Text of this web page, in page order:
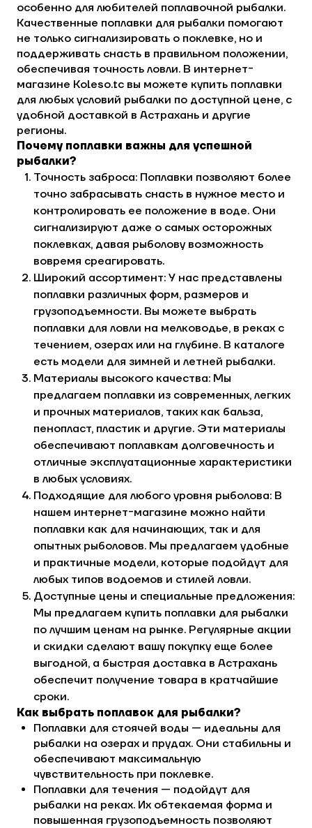
особенно для любителей поплавочной рыбалки.
Качественные поплавки для рыбалки помогают
не только сигнализировать о поклевке, но и
поддерживать снасть в правильном положении,
обеспечивая точность ловли. В интернет-
магазине Koleso.tc вы можете купить поплавки
для любых условий рыбалки по доступной цене, с
удобной доставкой в Астрахань и другие
регионы.
Почему поплавки важны для успешной
рыбалки?
Точность заброса: Поплавки позволяют более
точно забрасывать снасть в нужное место и
контролировать ее положение в воде. Они
сигнализируют даже о самых осторожных
поклевках, давая рыболову возможность
вовремя среагировать.
Широкий ассортимент: У нас представлены
поплавки различных форм, размеров и
грузоподъемности. Вы можете выбрать
поплавки для ловли на мелководье, в реках с
течением, озерах или на глубине. В каталоге
есть модели для зимней и летней рыбалки.
Материалы высокого качества: Мы
предлагаем поплавки из современных, легких
и прочных материалов, таких как бальза,
пенопласт, пластик и другие. Эти материалы
обеспечивают поплавкам долговечность и
отличные эксплуатационные характеристики
в любых условиях.
Подходящие для любого уровня рыболова: В
нашем интернет-магазине можно найти
поплавки как для начинающих, так и для
опытных рыболовов. Мы предлагаем удобные
и практичные модели, которые подойдут для
любых типов водоемов и стилей ловли.
Доступные цены и специальные предложения:
Мы предлагаем купить поплавки для рыбалки
по лучшим ценам на рынке. Регулярные акции
и скидки сделают вашу покупку еще более
выгодной, а быстрая доставка в Астрахань
обеспечит получение товара в кратчайшие
сроки.
Как выбрать поплавок для рыбалки?
Поплавки для стоячей воды — идеальны для
рыбалки на озерах и прудах. Они стабильны и
обеспечивают максимальную
чувствительность при поклевке.
Поплавки для течения — подойдут для
рыбалки на реках. Их обтекаемая форма и
повышенная грузоподъемность позволяют